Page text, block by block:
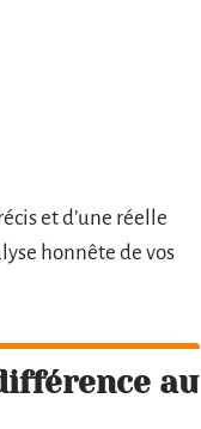
et d’une réelle
honnête de vos
au